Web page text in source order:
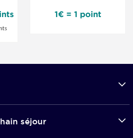
1€ = 1 point
séjour